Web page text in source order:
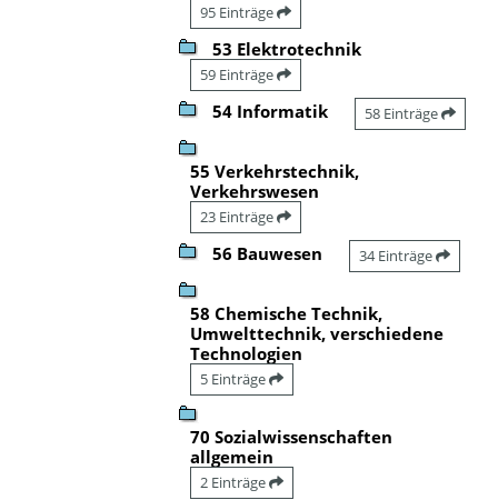
95 Einträge
53 Elektrotechnik
59 Einträge
54 Informatik 58 Einträge
55 Verkehrstechnik,
Verkehrswesen
23 Einträge
56 Bauwesen 34 Einträge
58 Chemische Technik,
Umwelttechnik, verschiedene
Technologien
5 Einträge
70 Sozialwissenschaften
allgemein
2 Einträge